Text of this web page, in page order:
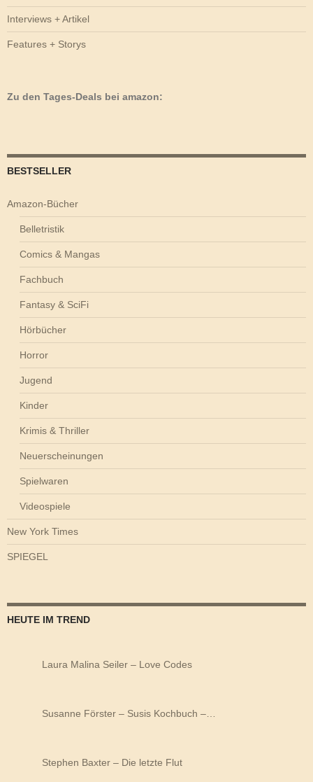
Interviews + Artikel
Features + Storys
Zu den Tages-Deals bei amazon:
BESTSELLER
Amazon-Bücher
Belletristik
Comics & Mangas
Fachbuch
Fantasy & SciFi
Hörbücher
Horror
Jugend
Kinder
Krimis & Thriller
Neuerscheinungen
Spielwaren
Videospiele
New York Times
SPIEGEL
HEUTE IM TREND
Laura Malina Seiler – Love Codes
Susanne Förster – Susis Kochbuch –…
Stephen Baxter – Die letzte Flut